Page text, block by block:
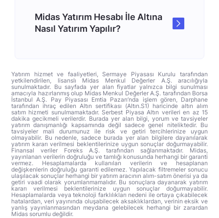
Midas Yatırım Hesabı İle Altına
Nasıl Yatırım Yapılır?
Yatırım hizmet ve faaliyetleri, Sermaye Piyasası Kurulu tarafından
yetkilendirilen, lisanslı Midas Menkul Değerler A.Ş. aracılığıyla
sunulmaktadır. Bu sayfada yer alan fiyatlar yalnızca bilgi sunulması
amacıyla hazırlanmış olup Midas Menkul Değerler A.Ş. tarafından Borsa
İstanbul A.Ş. Pay Piyasası Emtia Pazarı’nda işlem gören, Darphane
tarafından ihraç edilen Altın sertifikası (Altın.S1) haricinde altın alım
satım hizmeti sunulmamaktadır. Serbest Piyasa Altın verileri en az 15
dakika gecikmeli verilerdir. Burada yer alan bilgi, yorum ve tavsiyeler
yatırım danışmanlığı kapsamında değil sadece genel niteliktedir. Bu
tavsiyeler mali durumunuz ile risk ve getiri tercihlerinize uygun
olmayabilir. Bu nedenle, sadece burada yer alan bilgilere dayanılarak
yatırım kararı verilmesi beklentilerinize uygun sonuçlar doğurmayabilir.
Finansal veriler Foreks A.Ş. tarafından sağlanmaktadır. Midas,
yayınlanan verilerin doğruluğu ve tamlığı konusunda herhangi bir garanti
vermez. Hesaplamalarda kullanılan verilerin ve hesaplanan
değişkenlerin doğruluğu garanti edilemez. Yapılacak filtremeler sonucu
ulaşılacak sonuçlar herhangi bir yatırım aracının alım-satım önerisi ya da
getiri vaadi olarak yorumlanmamalıdır. Bu sonuçlara dayanarak yatırım
kararı verilmesi beklentilerinize uygun sonuçlar doğurmayabilir.
Hesaplamalarda veya teknoloji farklılıkları nedeni ile ortaya çıkabilecek
hatalardan, veri yayınında oluşabilecek aksaklıklardan, verinin eksik ve
yanlış yayınlanmasından meydana gelebilecek herhangi bir zarardan
Midas sorumlu değildir.